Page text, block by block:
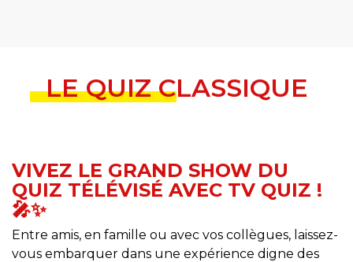
LE QUIZ CLASSIQUE
VIVEZ LE GRAND SHOW DU
QUIZ TÉLÉVISÉ AVEC TV QUIZ !
🎤✨
Entre amis, en famille ou avec vos collègues, laissez-
vous embarquer dans une expérience digne des